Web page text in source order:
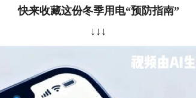
快来收藏这份冬季用电“预防指南”
↓↓↓